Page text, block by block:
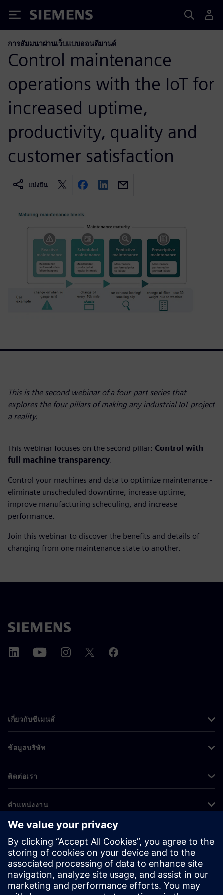
Siemens
การสัมมนาผ่านเว็บแบบออนดีมานด์
Control maintenance
operations with the IoT for
increased uptime,
productivity, quality and
customer satisfaction
แบ่งปัน
This is the second webinar of a four-part series that
explores the four pillars of making any industrial IoT project
a reality.
This webinar focuses on the second pillar: Control with
full machine transparency.
Control your machines and data to optimize maintenance -
eliminate unscheduled downtime, increase uptime,
improve manufacturing scheduling, and increase
performance.
Join this webinar to discover the benefits and details of
changing from one maintenance state to another.
เกี่ยวกับซีเมนส์
ข้อมูลบริษัท
ติดต่อเรา
ตำแหน่งงาน
©Siemens 2026
ข้อมูลองค์กร
ประกาศความเป็นส่วนตัว